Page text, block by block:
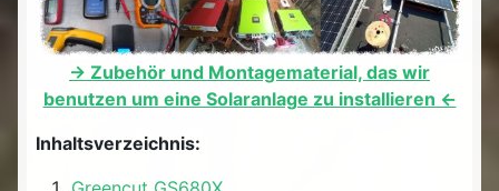
-> Zubehör und Montagematerial, das wir
benutzen um eine Solaranlage zu installieren <-
Inhaltsverzeichnis: